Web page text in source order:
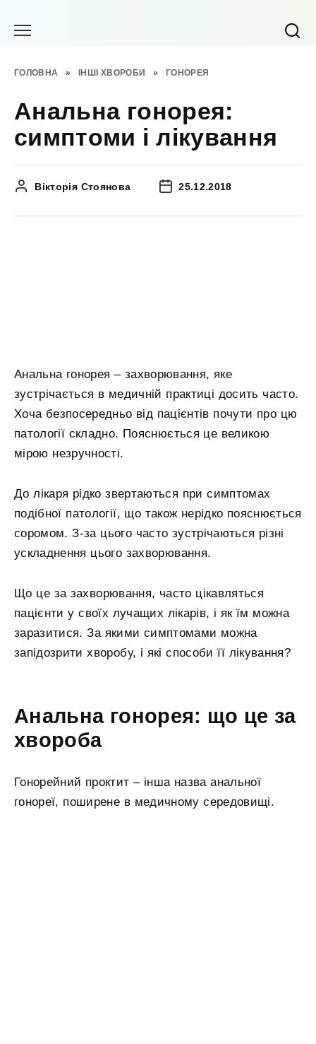
ГОЛОВНА » ІНШІ ХВОРОБИ » ГОНОРЕЯ
Анальна гонорея:
симптоми і лікування
Вікторія Стоянова 25.12.2018
Анальна гонорея – захворювання, яке
зустрічається в медичній практиці досить часто.
Хоча безпосередньо від пацієнтів почути про цю
патології складно. Пояснюється це великою
мірою незручності.
До лікаря рідко звертаються при симптомах
подібної патології, що також нерідко пояснюється
соромом. З-за цього часто зустрічаються різні
ускладнення цього захворювання.
Що це за захворювання, часто цікавляться
пацієнти у своїх лучащих лікарів, і як їм можна
заразитися. За якими симптомами можна
запідозрити хворобу, і які способи її лікування?
Анальна гонорея: що це за
хвороба
Гонорейний проктит – інша назва анальної
гонореї, поширене в медичному середовищі.